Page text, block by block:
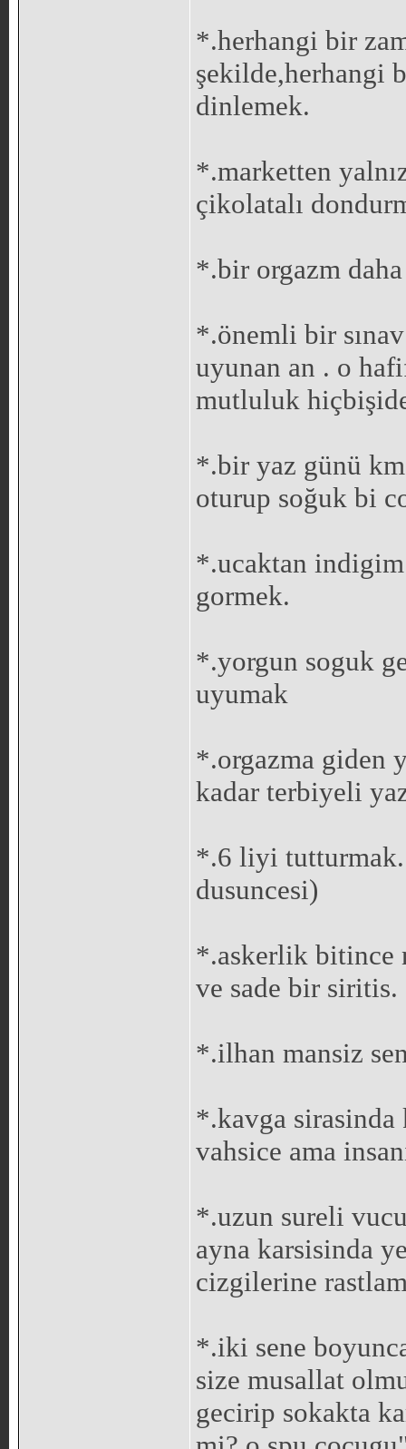
*.herhangi bir
şekilde,herhangi
dinlemek.
*.marketten
çikolatalı
*.bir orgazm
*.önemli bir
uyunan an . o
mutluluk
*.bir yaz günü
oturup soğuk bi
*.ucaktan
gormek.
*.yorgun soguk
uyumak
*.orgazma giden
kadar terbiyeli
*.6 liyi tutturmak.
dusuncesi)
*.askerlik bitince
ve sade bir siritis.
*.ilhan mansiz
*.kavga sirasinda
vahsice ama
*.uzun sureli
ayna karsisinda
cizgilerine
*.iki sene
size musallat
gecirip sokakta